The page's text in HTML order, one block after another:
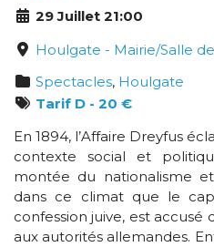
29 Juillet 21:00
Houlgate - Mairie/Salle
Spectacles, Houlgate
Tarif D - 20 €
En 1894, l’Affaire Dreyfus
contexte social et
montée du nationalisme et
dans ce climat que le
confession juive, est
aux autorités allemandes.